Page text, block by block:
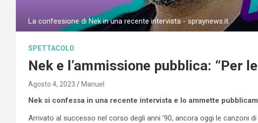
La confessione di Nek in una recente intervista - spraynews.it
SPETTACOLO
Nek e l’ammissione pubblica: “Per
Agosto 4, 2023 Manuel
Nek si confessa in una recente intervista e lo ammette
Arrivato al successo nel corso degli anni ’90, ancora oggi le canzoni di